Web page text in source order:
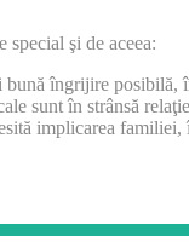
special şi de aceea:
bună îngrijire posibilă,
sunt în strânsă
implicarea familiei,